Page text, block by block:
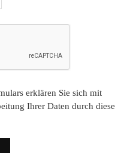
erklären Sie sich mit
Ihrer Daten durch diese